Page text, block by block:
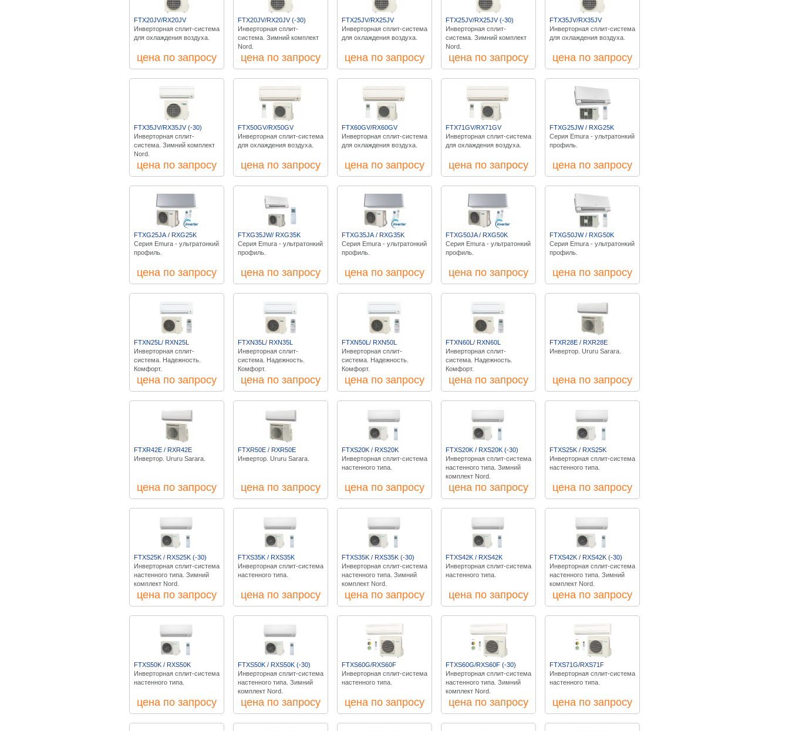
FTX20JV/RX20JV
Инверторная сплит-система
для охлаждения воздуха.
цена по запросу
FTX20JV/RX20JV (-30)
Инверторная сплит-
система. Зимний комплект
Nord.
цена по запросу
FTX25JV/RX25JV
Инверторная сплит-система
для охлаждения воздуха.
цена по запросу
FTX25JV/RX25JV (-30)
Инверторная сплит-
система. Зимний комплект
Nord.
цена по запросу
FTX35JV/RX35JV
Инверторная сплит-система
для охлаждения воздуха.
цена по запросу
FTX35JV/RX35JV (-30)
Инверторная сплит-
система. Зимний комплект
Nord.
цена по запросу
FTX50GV/RX50GV
Инверторная сплит-система
для охлаждения воздуха.
цена по запросу
FTX60GV/RX60GV
Инверторная сплит-система
для охлаждения воздуха.
цена по запросу
FTX71GV/RX71GV
Инверторная сплит-система
для охлаждения воздуха.
цена по запросу
FTXG25JW / RXG25K
Серия Emura - ультратонкий
профиль.
цена по запросу
FTXG25JА / RXG25K
Серия Emura - ультратонкий
профиль.
цена по запросу
FTXG35JW/ RXG35K
Серия Emura - ультратонкий
профиль.
цена по запросу
FTXG35JА / RXG35K
Серия Emura - ультратонкий
профиль.
цена по запросу
FTXG50JA / RXG50K
Серия Emura - ультратонкий
профиль.
цена по запросу
FTXG50JW / RXG50K
Серия Emura - ультратонкий
профиль.
цена по запросу
FTXN25L/ RXN25L
Инверторная сплит-
система. Надежность.
Комфорт.
цена по запросу
FTXN35L/ RXN35L
Инверторная сплит-
система. Надежность.
Комфорт.
цена по запросу
FTXN50L/ RXN50L
Инверторная сплит-
система. Надежность.
Комфорт.
цена по запросу
FTXN60L/ RXN60L
Инверторная сплит-
система. Надежность.
Комфорт.
цена по запросу
FTXR28E / RXR28E
Инвертор. Ururu Sarara.
цена по запросу
FTXR42E / RXR42E
Инвертор. Ururu Sarara.
цена по запросу
FTXR50E / RXR50E
Инвертор. Ururu Sarara.
цена по запросу
FTXS20K / RXS20K
Инверторная сплит-система
настенного типа.
цена по запросу
FTXS20K / RXS20K (-30)
Инверторная сплит-система
настенного типа. Зимний
комплект Nord.
цена по запросу
FTXS25K / RXS25K
Инверторная сплит-система
настенного типа.
цена по запросу
FTXS25K / RXS25K (-30)
Инверторная сплит-система
настенного типа. Зимний
комплект Nord.
цена по запросу
FTXS35K / RXS35K
Инверторная сплит-система
настенного типа.
цена по запросу
FTXS35K / RXS35K (-30)
Инверторная сплит-система
настенного типа. Зимний
комплект Nord.
цена по запросу
FTXS42K / RXS42K
Инверторная сплит-система
настенного типа.
цена по запросу
FTXS42K / RXS42K (-30)
Инверторная сплит-система
настенного типа. Зимний
комплект Nord.
цена по запросу
FTXS50K / RXS50K
Инверторная сплит-система
настенного типа.
цена по запросу
FTXS50K / RXS50K (-30)
Инверторная сплит-система
настенного типа. Зимний
комплект Nord.
цена по запросу
FTXS60G/RXS60F
Инверторная сплит-система
настенного типа.
цена по запросу
FTXS60G/RXS60F (-30)
Инверторная сплит-система
настенного типа. Зимний
комплект Nord.
цена по запросу
FTXS71G/RXS71F
Инверторная сплит-система
настенного типа.
цена по запросу